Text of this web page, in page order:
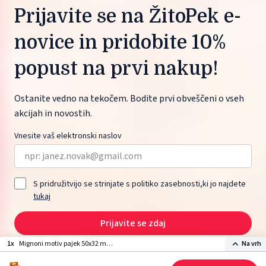
1x Mignoni motiv pajek 50x32 mm
(36 kom)
Na vrh
Prijavite se na ŽitoPek e-
novice in pridobite 10%
popust na prvi nakup!
Ostanite vedno na tekočem. Bodite prvi obveščeni o vseh
akcijah in novostih.
Vnesite vaš elektronski naslov
S pridružitvijo se strinjate s politiko zasebnosti,ki jo najdete
tukaj
Prijavite se zdaj